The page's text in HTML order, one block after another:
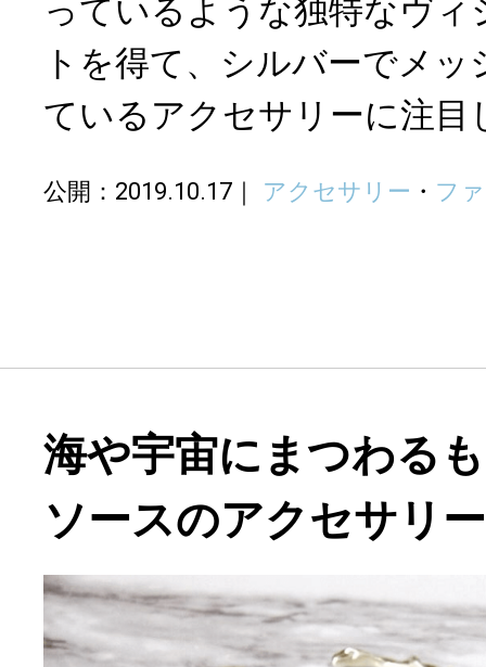
っているような独特なヴ
トを得て、シルバーでメ
ているアクセサリーに注目
公開：2019.10.17 アクセサリー ・ フ
海や宇宙にまつわる
ソースのアクセサリ